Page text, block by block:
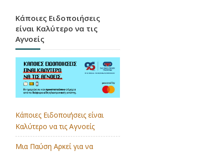
Κάποιες Ειδοποιήσεις
είναι Καλύτερο να τις
Αγνοείς
Κάποιες Ειδοποιήσεις είναι
Καλύτερο να τις Αγνοείς
Μια Παύση Αρκεί για να